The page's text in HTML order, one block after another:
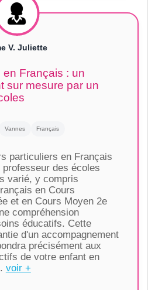
V. Juliette
Français : un
sur mesure par un
Vannes Français
particuliers en Français
des écoles
varié, y compris
en Cours
et en Cours Moyen 2e
compréhension
éducatifs. Cette
d'un accompagnement
précisément aux
de votre enfant en
voir +